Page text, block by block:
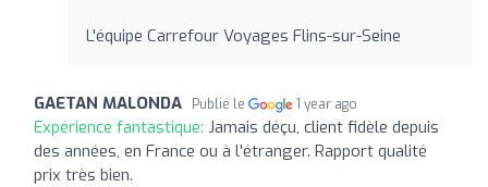
L'équipe Carrefour Voyages Flins-sur-Seine
GAETAN MALONDA Publié le 1 year ago
Expérience fantastique: Jamais déçu, client fidèle depuis
des années, en France ou à l'étranger. Rapport qualité
prix très bien.